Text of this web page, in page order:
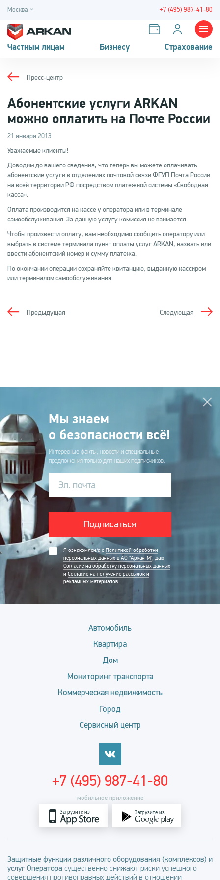
Москва +7 (495) 987-41-80
Частным лицам Бизнесу Страхование
Пресс-центр
Абонентские услуги ARKAN
можно оплатить на Почте России
21 января 2013
Уважаемые клиенты!
Доводим до вашего сведения, что теперь вы можете оплачивать
абонентские услуги в отделениях почтовой связи ФГУП Почта России
на всей территории РФ посредством платежной системы «Свободная
касса».
Оплата производится на кассе у оператора или в терминале
самообслуживания. За данную услугу комиссия не взимается.
Чтобы произвести оплату, вам необходимо сообщить оператору или
выбрать в системе терминала пункт оплаты услуг ARKAN, назвать или
ввести абонентский номер и сумму платежа.
По окончании операции сохраняйте квитанцию, выданную кассиром
или терминалом самообслуживания.
Следующая
Предыдущая
Мы знаем
о безопасности всё!
Интересные факты, новости и специальные
предложения только для наших подписчиков.
Эл. почта
Подписаться
Я ознакомлен/а с Политикой обработки
персональных данных в АО "Аркан-М", даю
Согласие на обработку персональных данных
и Согласие на получение рассылок и
рекламных материалов.
Автомобиль
Квартира
Дом
Мониторинг транспорта
Коммерческая недвижимость
Город
Сервисный центр
мобильное приложение
Загрузите из Загрузите из
+7 (495) 987-41-80
Защитные функции различного оборудования (комплексов) и
услуг Оператора существенно снижают риски успешного
совершения противоправных действий в отношении